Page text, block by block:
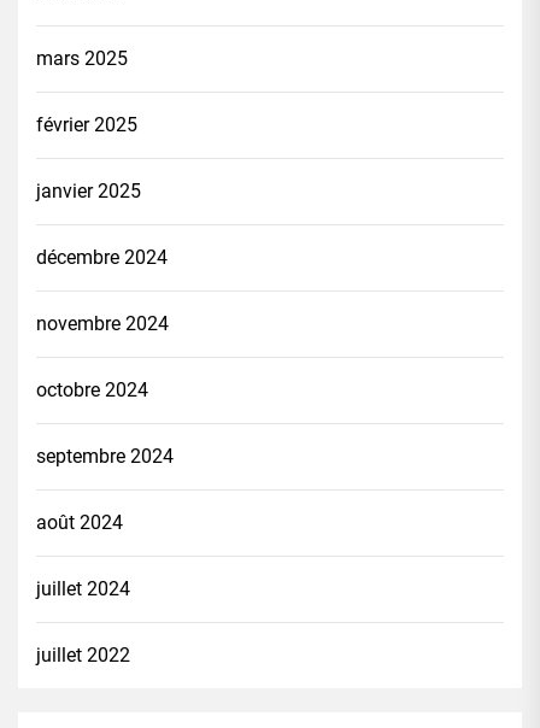
mars 2025
février 2025
janvier 2025
décembre 2024
novembre 2024
octobre 2024
septembre 2024
août 2024
juillet 2024
juillet 2022